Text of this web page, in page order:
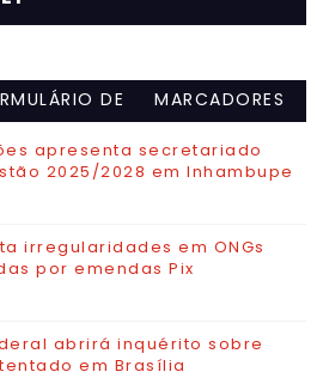
DE
MARCADORES
apresenta secretariado
2025/2028 em Inhambupe
irregularidades em ONGs
por emendas Pix
abrirá inquérito sobre
em Brasília